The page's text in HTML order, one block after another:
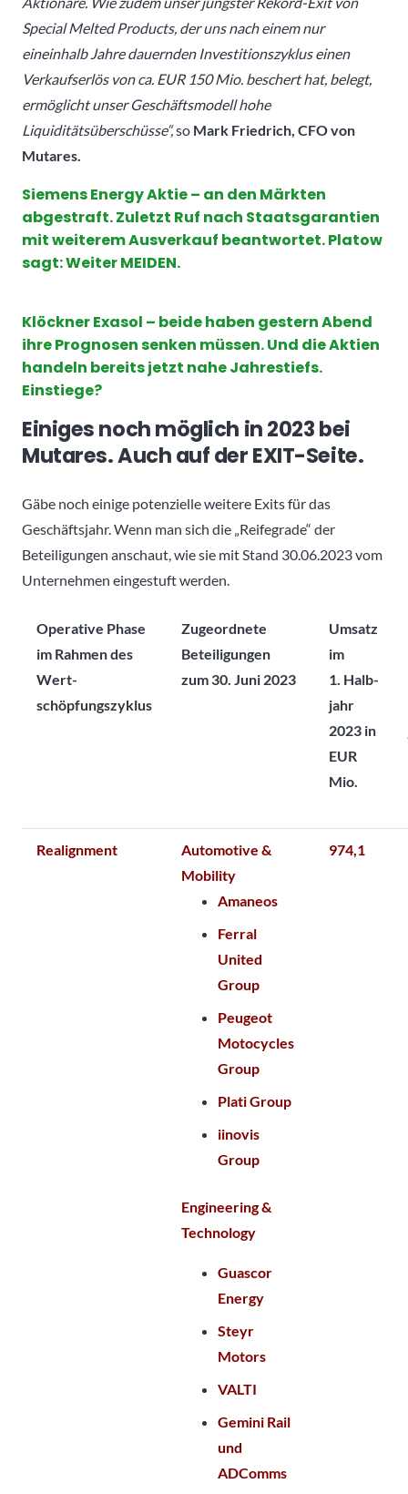
Special Melted Products, der uns nach einem nur
eineinhalb Jahre dauernden Investitionszyklus einen
Verkaufserlös von ca. EUR 150 Mio. beschert hat, belegt,
ermöglicht unser Geschäftsmodell hohe
Liquiditätsüberschüsse“,so Mark Friedrich, CFO von
Mutares.
Siemens Energy Aktie – an den Märkten
abgestraft. Zuletzt Ruf nach Staatsgarantien
mit weiterem Ausverkauf beantwortet. Platow
sagt: Weiter MEIDEN.
Klöckner Exasol – beide haben gestern Abend
ihre Prognosen senken müssen. Und die Aktien
handeln bereits jetzt nahe Jahrestiefs.
Einstiege?
Einiges noch möglich in 2023 bei
Mutares. Auch auf der EXIT-Seite.
Gäbe noch einige potenzielle weitere Exits für das
Geschäftsjahr. Wenn man sich die „Reifegrade“ der
Beteiligungen anschaut, wie sie mit Stand 30.06.2023 vom
Unternehmen eingestuft werden.
Operative Phase
im Rahmen des
Wert­
schöpfungszyklus
Zugeordnete
Beteiligungen
zum 30. Juni 2023
Umsatz
im
1. Halb­
jahr
2023 in
EUR
Mio.
Realignment
Automotive &
Mobility
Amaneos
Ferral
United
Group
Peugeot
Motocycles
Group
Plati Group
iinovis
Group
Engineering &
Technology
Guascor
Energy
Steyr
Motors
VALTI
Gemini Rail
und
ADComms
974,1